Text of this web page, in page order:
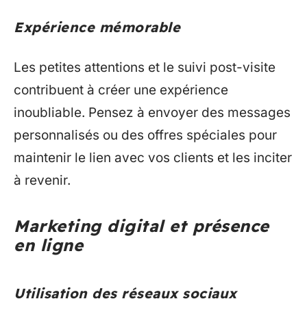
Expérience mémorable
Les petites attentions et le suivi post-visite
contribuent à créer une expérience
inoubliable. Pensez à envoyer des messages
personnalisés ou des offres spéciales pour
maintenir le lien avec vos clients et les inciter
à revenir.
Marketing digital et présence
en ligne
Utilisation des réseaux sociaux